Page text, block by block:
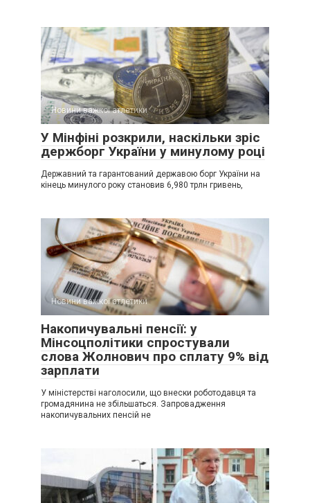
Новини важкої атлетики
У Мінфіні розкрили, наскільки зріс
держборг України у минулому році
Державний та гарантований державою борг України на
кінець минулого року становив 6,980 трлн гривень,
Новини важкої атлетики
Накопичувальні пенсії: у
Мінсоцполітики спростували
слова Жолнович про сплату 9% від
зарплати
У міністерстві наголосили, що внески роботодавця та
громадянина не збільшаться. Запровадження
накопичувальних пенсій не